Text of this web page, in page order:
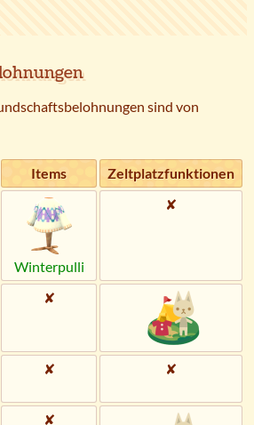
sind von
Items
Zeltplatzfunktionen
Winterpulli
✘
✘
✘ ✘
✘